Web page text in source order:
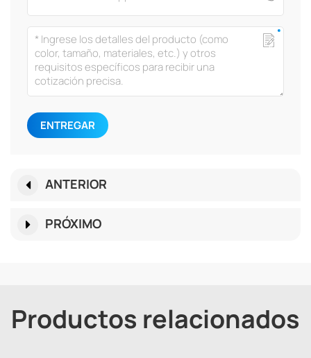
ENTREGAR
ANTERIOR
PRÓXIMO
Productos relacionados